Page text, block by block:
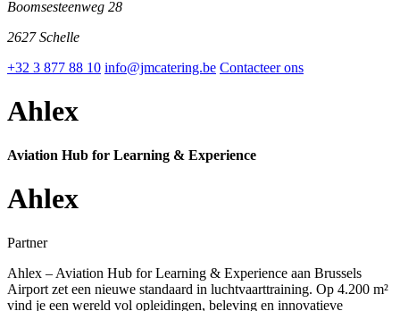
Boomsesteenweg 28
2627 Schelle
+32 3 877 88 10 info@jmcatering.be Contacteer ons
Ahlex
Aviation Hub for Learning & Experience
Ahlex
Partner
Ahlex – Aviation Hub for Learning & Experience aan Brussels
Airport zet een nieuwe standaard in luchtvaarttraining. Op 4.200 m²
vind je een wereld vol opleidingen, beleving en innovatieve